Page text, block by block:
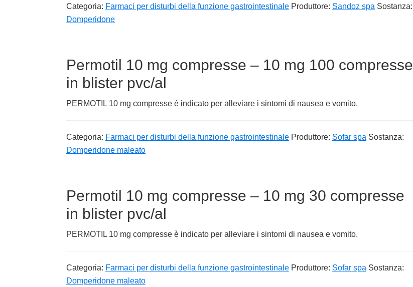
Categoria: Farmaci per disturbi della funzione gastrointestinale Produttore: Sandoz spa Sostanza:
Domperidone
Permotil 10 mg compresse – 10 mg 100 compresse
in blister pvc/al
PERMOTIL 10 mg compresse è indicato per alleviare i sintomi di nausea e vomito.
Categoria: Farmaci per disturbi della funzione gastrointestinale Produttore: Sofar spa Sostanza:
Domperidone maleato
Permotil 10 mg compresse – 10 mg 30 compresse
in blister pvc/al
PERMOTIL 10 mg compresse è indicato per alleviare i sintomi di nausea e vomito.
Categoria: Farmaci per disturbi della funzione gastrointestinale Produttore: Sofar spa Sostanza:
Domperidone maleato